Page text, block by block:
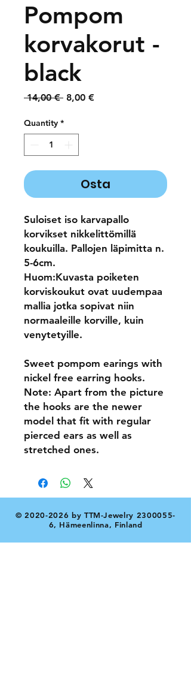
Pompom
korvakorut -
black
14,00 € Regular
8,00 €Sale
Quantity *
Osta
Suloiset iso karvapallo
korvikset nikkelittömillä
koukuilla. Pallojen läpimitta n.
5-6cm.
Huom:Kuvasta poiketen
korviskoukut ovat uudempaa
mallia jotka sopivat niin
normaaleille korville, kuin
venytetyille.
Sweet pompom earings with
nickel free earring hooks.
Note: Apart from the picture
the hooks are the newer
model that fit with regular
pierced ears as well as
stretched ones.
©2020-2026 by TTM-Jewelry 2300055-
6, Hämeenlinna, Finland